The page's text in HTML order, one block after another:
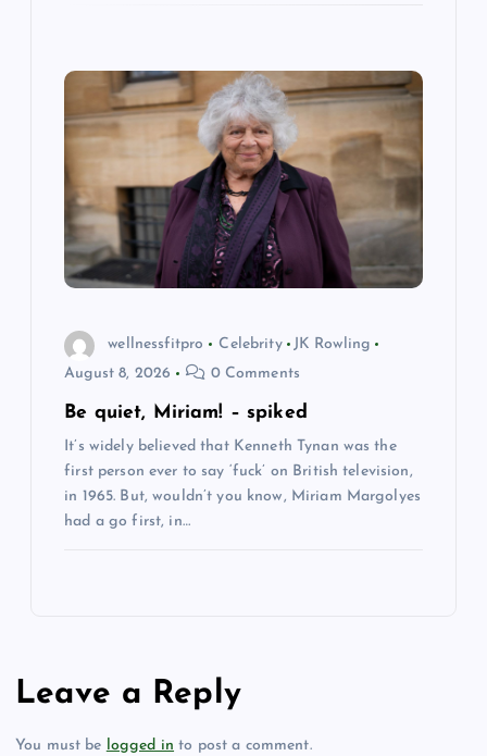
wellnessfitpro Celebrity
JK Rowling
August 8, 2026
0 Comments
Be quiet, Miriam! – spiked
It’s widely believed that Kenneth Tynan was the
first person ever to say ‘fuck’ on British television,
in 1965. But, wouldn’t you know, Miriam Margolyes
had a go first, in…
Leave a Reply
You must be logged in to post a comment.